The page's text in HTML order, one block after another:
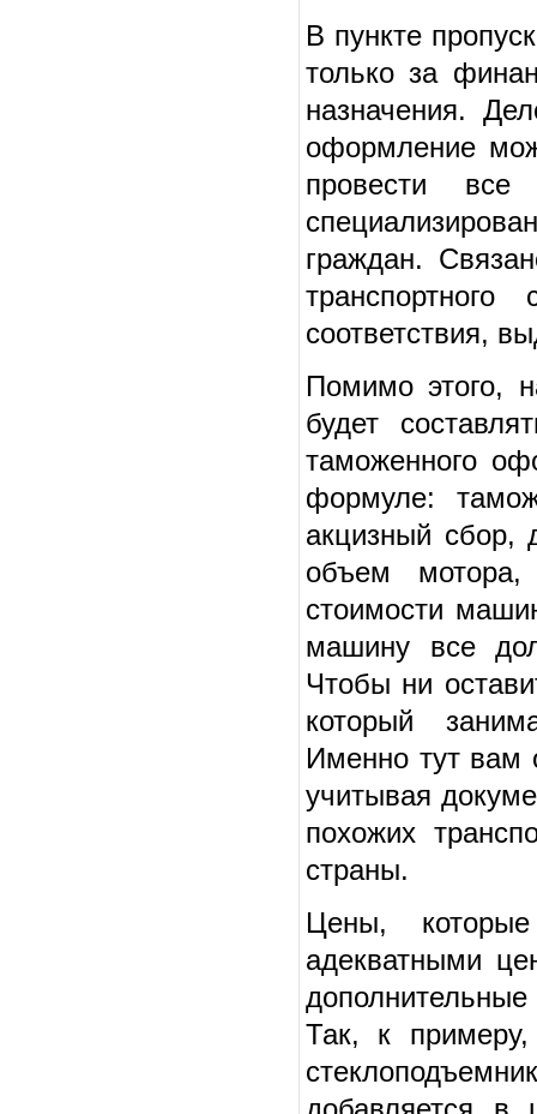
В пункте
только за
назначения.
оформление
провести
граждан.
соответствия,
Помимо этого,
будет
таможенного
формуле:
акцизный сбор,
объем
стоимости
машину все
Чтобы ни
который
Именно тут вам
учитывая
похожих
страны.
Цены,
адекватными
Так, к